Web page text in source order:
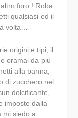
foro ! Roba
qualsiasi ed il
volta…
origini e tipi, il
oramai da più
alla panna,
di zucchero nel
dolcificante,
imposte dalla
mi siedo a